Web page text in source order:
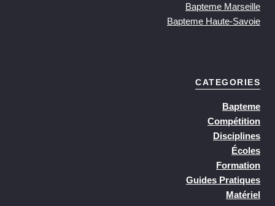
Bapteme Marseille
Bapteme Haute-Savoie
CATEGORIES
Bapteme
Compétition
Disciplines
Écoles
Formation
Guides Pratiques
Matériel